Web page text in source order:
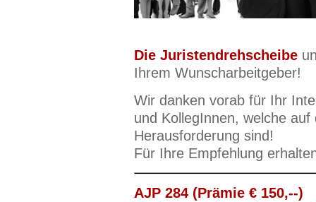
Die Juristendrehscheibe
Ihrem Wunscharbeitgeber!
Wir danken vorab für Ihr
und KollegInnen, welche
Herausforderung sind!
Für Ihre Empfehlung
AJP 284 (Prämie € 150,--)